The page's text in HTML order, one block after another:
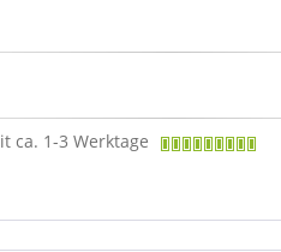
ca. 1-3 Werktage